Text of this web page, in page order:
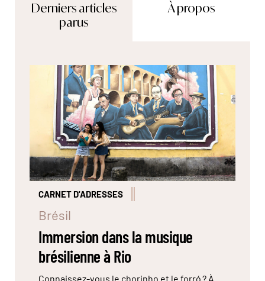
Derniers articles
parus
À propos
© Marta Nascimento/Réa
CARNET D'ADRESSES
Brésil
Immersion dans la musique
brésilienne à Rio
Connaissez-vous le chorinho et le forró ? À